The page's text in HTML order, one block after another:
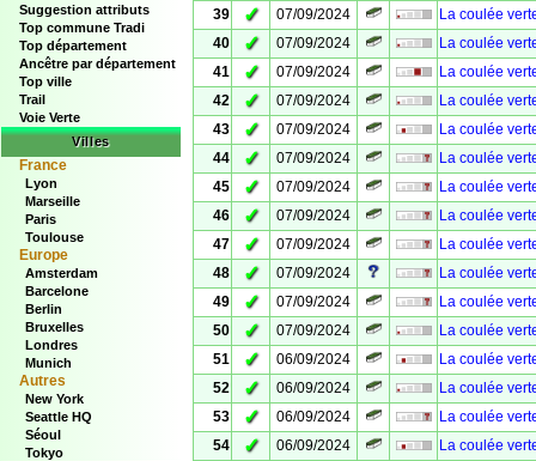
Suggestion attributs
Top commune Tradi
Top département
Ancêtre par département
Top ville
Trail
Voie Verte
Villes
France
Lyon
Marseille
Paris
Toulouse
Europe
Amsterdam
Barcelone
Berlin
Bruxelles
Londres
Munich
Autres
New York
Seattle HQ
Séoul
Tokyo
39
✓ 07/09/2024
La coulée
40
✓ 07/09/2024
La coulée
41
✓ 07/09/2024
La coulée
42
✓ 07/09/2024
La coulée
43
✓ 07/09/2024
La coulée
44
✓ 07/09/2024
La coulée
45
✓ 07/09/2024
La coulée
46
✓ 07/09/2024
La coulée
47
✓ 07/09/2024
La coulée
48
✓ 07/09/2024
La coulée
49
✓ 07/09/2024
La coulée
50
✓ 07/09/2024
La coulée
51
✓ 06/09/2024
La coulée
52
✓ 06/09/2024
La coulée
53
✓ 06/09/2024
La coulée
54
✓ 06/09/2024
La coulée